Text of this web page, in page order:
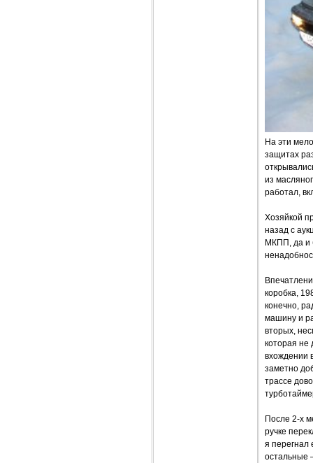
На эти
защитах
из
работал,
Хозяйкой
назад с
МКПП, да и
коробка,
конечно,
машину и
вторых,
которая не
вхождении
заметно
трассе
После 2-х
ручке
я перегнал
остальные